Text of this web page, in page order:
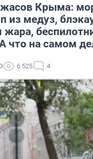
Крыма:
из медуз,
жара,
что на самом
6 525 4